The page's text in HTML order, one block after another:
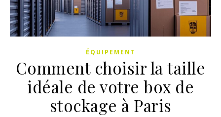
ÉQUIPEMENT
Comment choisir la taille
idéale de votre box de
stockage à Paris